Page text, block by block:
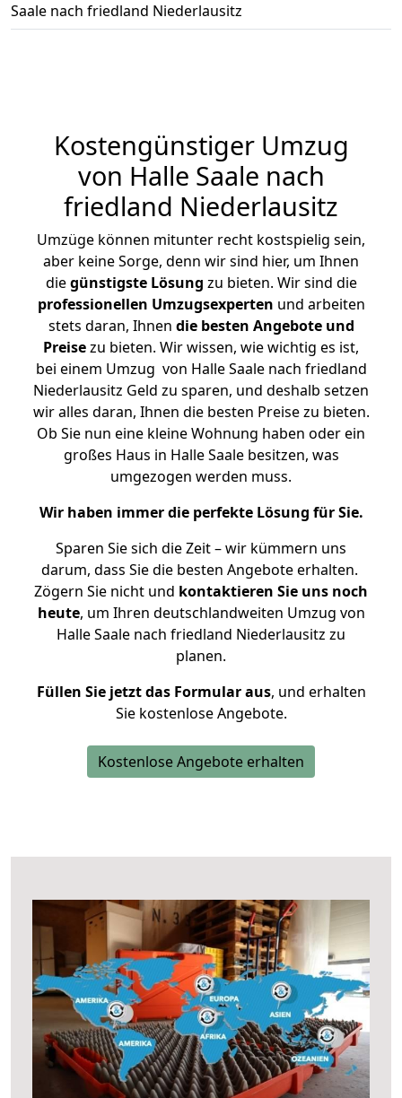
Saale nach friedland Niederlausitz
Kostengünstiger Umzug
von Halle Saale nach
friedland Niederlausitz
Umzüge können mitunter recht kostspielig sein,
aber keine Sorge, denn wir sind hier, um Ihnen
diegünstigste Lösung zu bieten. Wir sind die
professionellen Umzugsexperten und arbeiten
stets daran, Ihnen die besten Angebote und
Preisezu bieten. Wir wissen, wie wichtig es ist,
bei einem Umzug von Halle Saale nach friedland
Niederlausitz Geld zu sparen, und deshalb setzen
wir alles daran, Ihnen die besten Preise zu bieten.
Ob Sie nun eine kleine Wohnung haben oder ein
großes Haus in Halle Saale besitzen, was
umgezogen werden muss.
Wir haben immer die perfekte Lösung für Sie.
Sparen Sie sich die Zeit – wir kümmern uns
darum, dass Sie die besten Angebote erhalten.
Zögern Sie nicht und kontaktieren Sie uns noch
heute, um Ihren deutschlandweiten Umzug von
Halle Saale nach friedland Niederlausitz zu
planen.
Füllen Sie jetzt das Formular aus, und erhalten
Sie kostenlose Angebote.
Kostenlose Angebote erhalten